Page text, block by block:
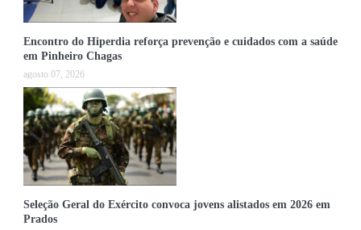
Encontro do Hiperdia reforça prevenção e cuidados com a saúde
em Pinheiro Chagas
agosto 07, 2026
Seleção Geral do Exército convoca jovens alistados em 2026 em
Prados